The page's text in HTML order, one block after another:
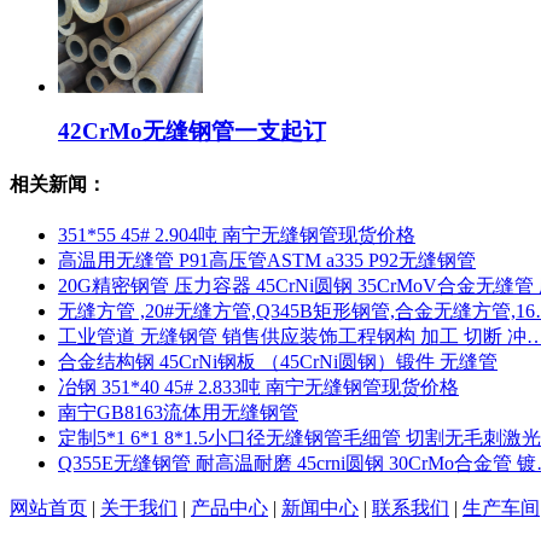
42CrMo无缝钢管一支起订
相关新闻：
351*55 45# 2.904吨 南宁无缝钢管现货价格
高温用无缝管 P91高压管ASTM a335 P92无缝钢管
20G精密钢管 压力容器 45CrNi圆钢 35CrMoV合金无缝
无缝方管 ,20#无缝方管,Q345B矩形钢管,合金无缝方管
工业管道 无缝钢管 销售供应装饰工程钢构 加工 切断 冲
合金结构钢 45CrNi钢板 （45CrNi圆钢）锻件 无缝管
冶钢 351*40 45# 2.833吨 南宁无缝钢管现货价格
南宁GB8163流体用无缝钢管
定制5*1 6*1 8*1.5小口径无缝钢管毛细管 切割无毛刺激
Q355E无缝钢管 耐高温耐磨 45crni圆钢 30CrMo合金管
网站首页 | 关于我们 | 产品中心 | 新闻中心 | 联系我们 | 生产车间